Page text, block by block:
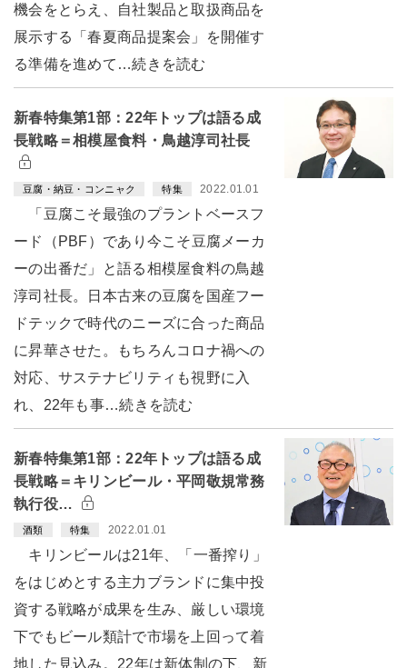
機会をとらえ、自社製品と取扱商品を
展示する「春夏商品提案会」を開催す
る準備を進めて…続きを読む
新春特集第1部：22年トップは語る成
長戦略＝相模屋食料・鳥越淳司社長
豆腐・納豆・コンニャク 特集 2022.01.01
「豆腐こそ最強のプラントベースフ
ード（PBF）であり今こそ豆腐メーカ
ーの出番だ」と語る相模屋食料の鳥越
淳司社長。日本古来の豆腐を国産フー
ドテックで時代のニーズに合った商品
に昇華させた。もちろんコロナ禍への
対応、サステナビリティも視野に入
れ、22年も事…続きを読む
新春特集第1部：22年トップは語る成
長戦略＝キリンビール・平岡敬規常務
執行役…
酒類 特集 2022.01.01
キリンビールは21年、「一番搾り」
をはじめとする主力ブランドに集中投
資する戦略が成果を生み、厳しい環境
下でもビール類計で市場を上回って着
地した見込み。22年は新体制の下、新